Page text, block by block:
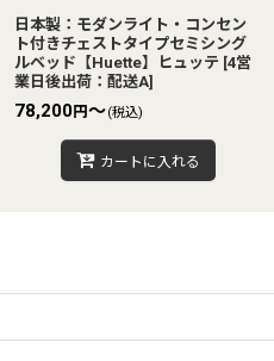
日本製：モダンライト・コンセン
ト付きチェストタイプセミシング
ルベッド【Huette】ヒュッテ [4営
業日後出荷：配送A]
78,200円～(税込)
カートに入れる